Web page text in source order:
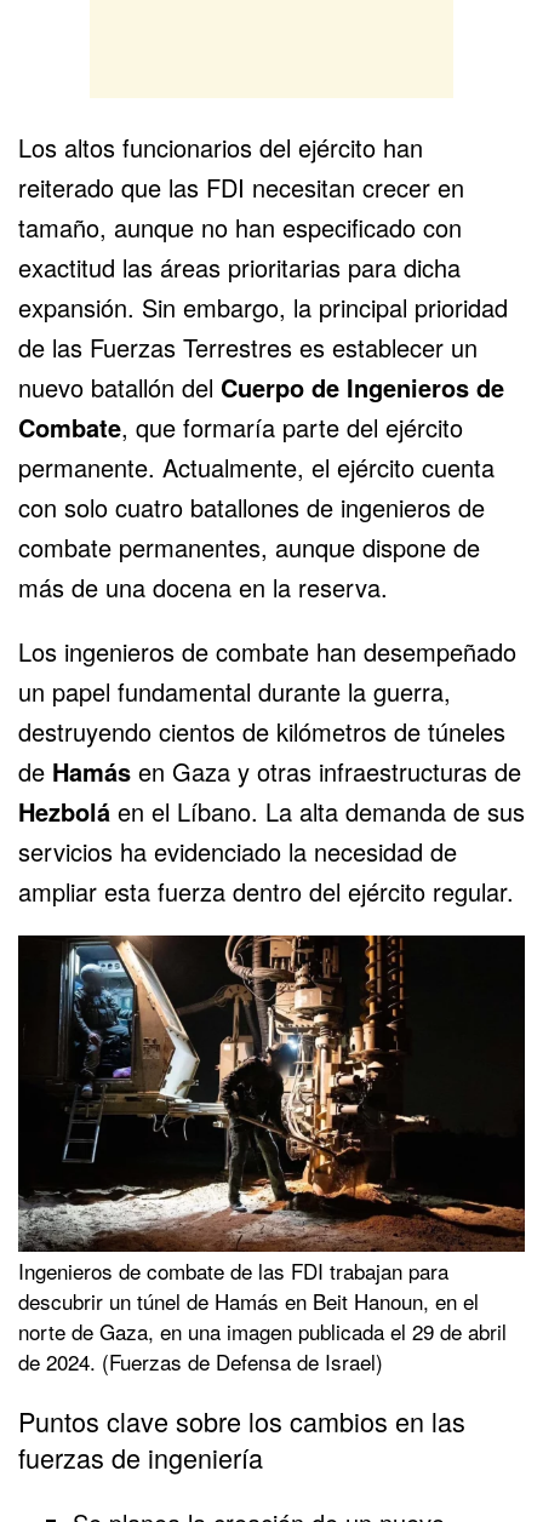
Los altos funcionarios del ejército han
reiterado que las FDI necesitan crecer en
tamaño, aunque no han especificado con
exactitud las áreas prioritarias para dicha
expansión. Sin embargo, la principal prioridad
de las Fuerzas Terrestres es establecer un
nuevo batallón del Cuerpo de Ingenieros de
Combate, que formaría parte del ejército
permanente. Actualmente, el ejército cuenta
con solo cuatro batallones de ingenieros de
combate permanentes, aunque dispone de
más de una docena en la reserva.
Los ingenieros de combate han desempeñado
un papel fundamental durante la guerra,
destruyendo cientos de kilómetros de túneles
de Hamás en Gaza y otras infraestructuras de
Hezbolá en el Líbano. La alta demanda de sus
servicios ha evidenciado la necesidad de
ampliar esta fuerza dentro del ejército regular.
Ingenieros de combate de las FDI trabajan para
descubrir un túnel de Hamás en Beit Hanoun, en el
norte de Gaza, en una imagen publicada el 29 de abril
de 2024. (Fuerzas de Defensa de Israel)
Puntos clave sobre los cambios en las
fuerzas de ingeniería